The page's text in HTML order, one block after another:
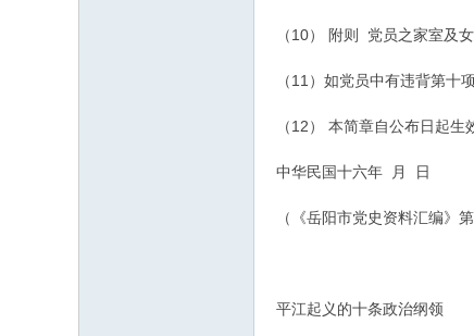
（10） 附则 党员之家室及
（11）如党员中有违背第十
（12） 本简章自公布日起生
中华民国十六年 月 日
（《岳阳市党史资料汇编》
平江起义的十条政治纲领